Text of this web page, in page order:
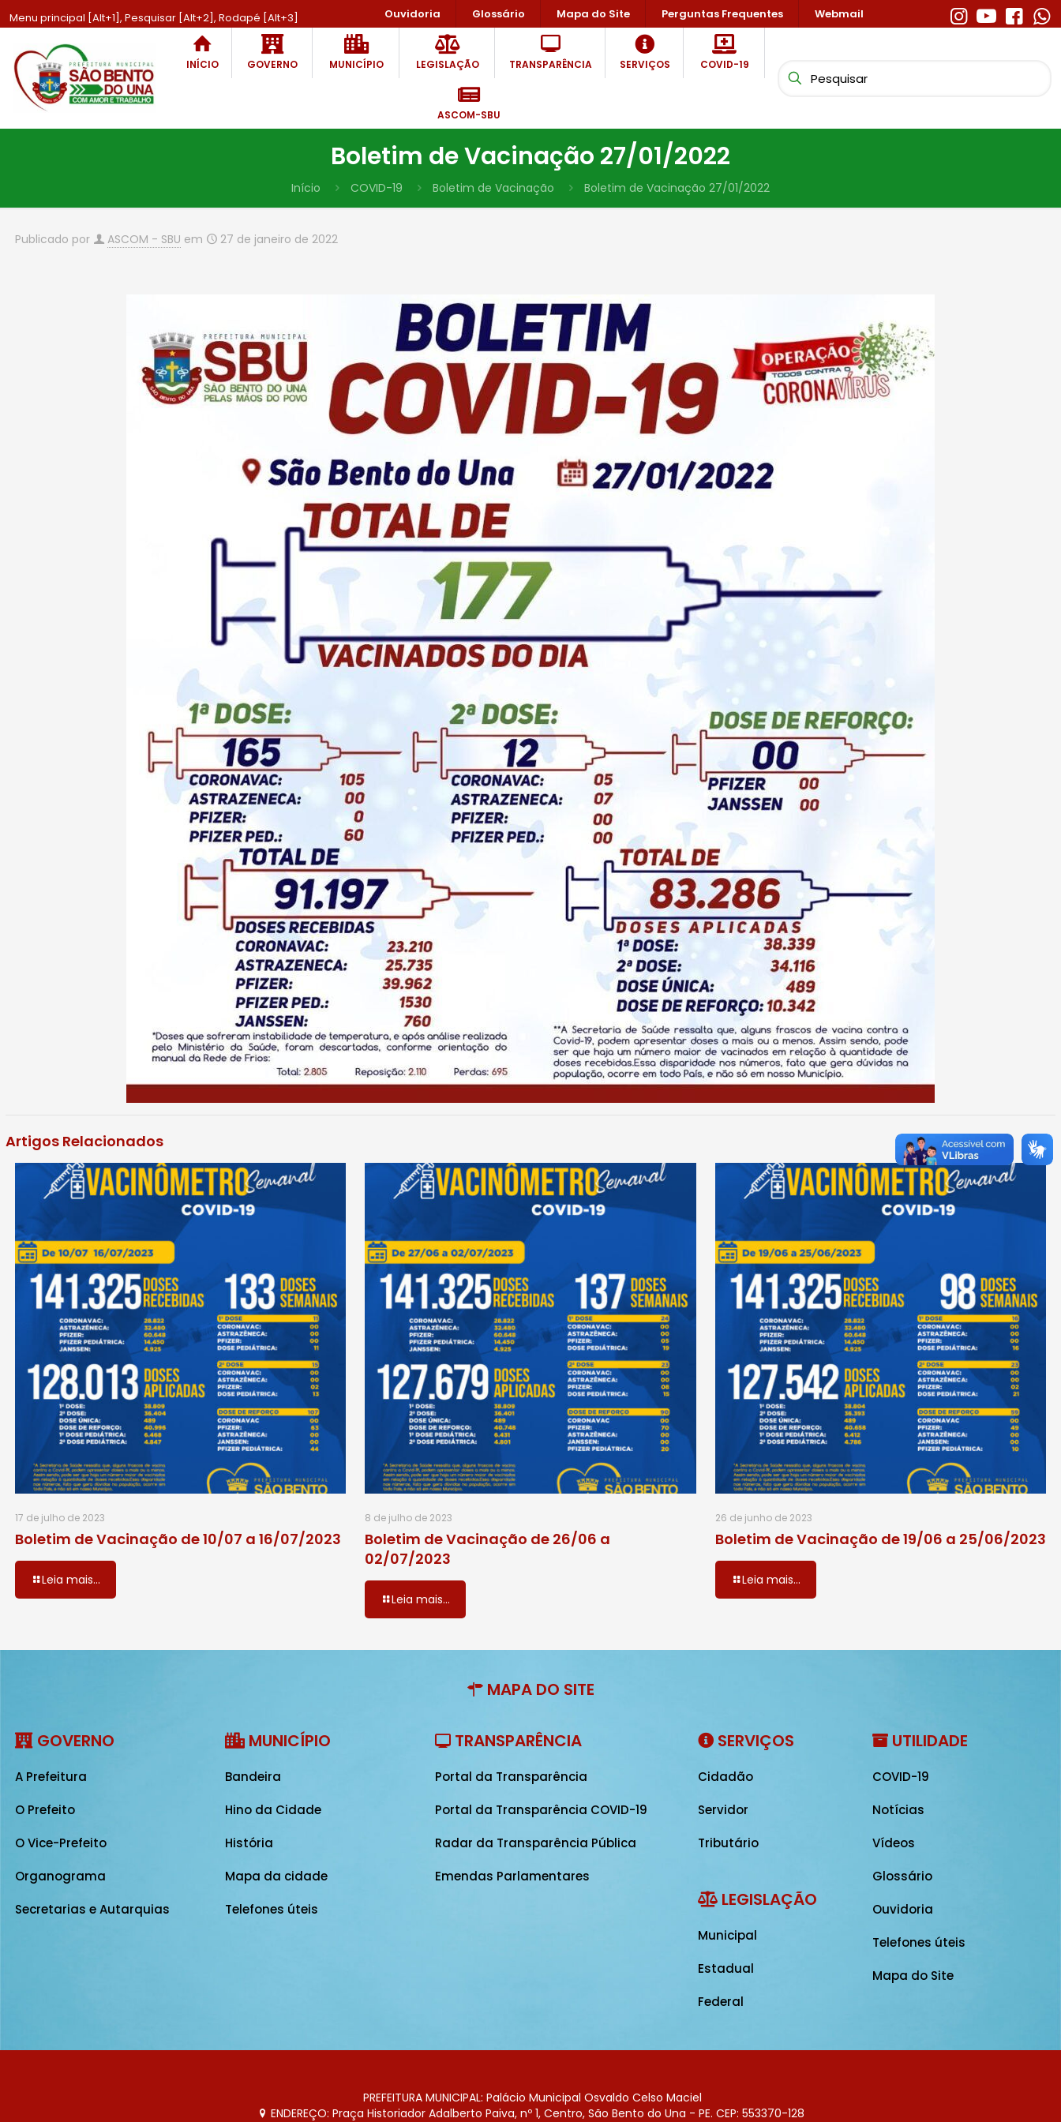
Menu principal [Alt+1], Pesquisar [Alt+2], Rodapé [Alt+3] Ouvidoria Glossário Mapa do Site Perguntas Frequentes Webmail
INÍCIO GOVERNO MUNICÍPIO LEGISLAÇÃO TRANSPARÊNCIA SERVIÇOS COVID-19
ASCOM-SBU
Boletim de Vacinação 27/01/2022
Início COVID-19 Boletim de Vacinação Boletim de Vacinação 27/01/2022
Publicado por ASCOM - SBU em 27 de janeiro de 2022
Artigos Relacionados
17 de julho de 2023
Boletim de Vacinação de 10/07 a 16/07/2023
Leia mais...
8 de julho de 2023
Boletim de Vacinação de 26/06 a
02/07/2023
Leia mais...
26 de junho de 2023
Boletim de Vacinação de 19/06 a 25/06/2023
Leia mais...
MAPA DO SITE
GOVERNO
A Prefeitura
O Prefeito
O Vice-Prefeito
Organograma
Secretarias e Autarquias
MUNICÍPIO
Bandeira
Hino da Cidade
História
Mapa da cidade
Telefones úteis
TRANSPARÊNCIA
Portal da Transparência
Portal da Transparência COVID-19
Radar da Transparência Pública
Emendas Parlamentares
SERVIÇOS
Cidadão
Servidor
Tributário
LEGISLAÇÃO
Municipal
Estadual
Federal
UTILIDADE
COVID-19
Notícias
Vídeos
Glossário
Ouvidoria
Telefones úteis
Mapa do Site
PREFEITURA MUNICIPAL: Palácio Municipal Osvaldo Celso Maciel
ENDEREÇO: Praça Historiador Adalberto Paiva, nº 1, Centro, São Bento do Una - PE. CEP: 553370-128